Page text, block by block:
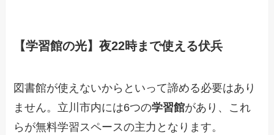
【学習館の光】夜22時まで使える伏兵
図書館が使えないからといって諦める必要はあり
ません。立川市内には6つの学習館があり、これ
らが無料学習スペースの主力となります。